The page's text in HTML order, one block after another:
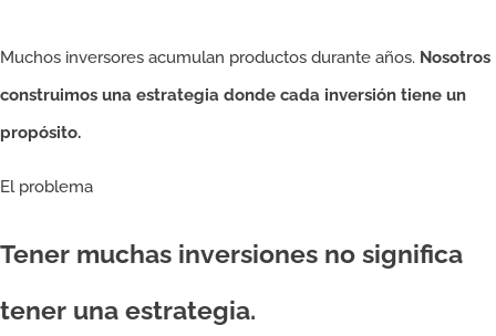
Muchos inversores acumulan productos durante años. Nosotros
construimos una estrategia donde cada inversión tiene un
propósito.
El problema
Tener muchas inversiones no significa
tener una estrategia.